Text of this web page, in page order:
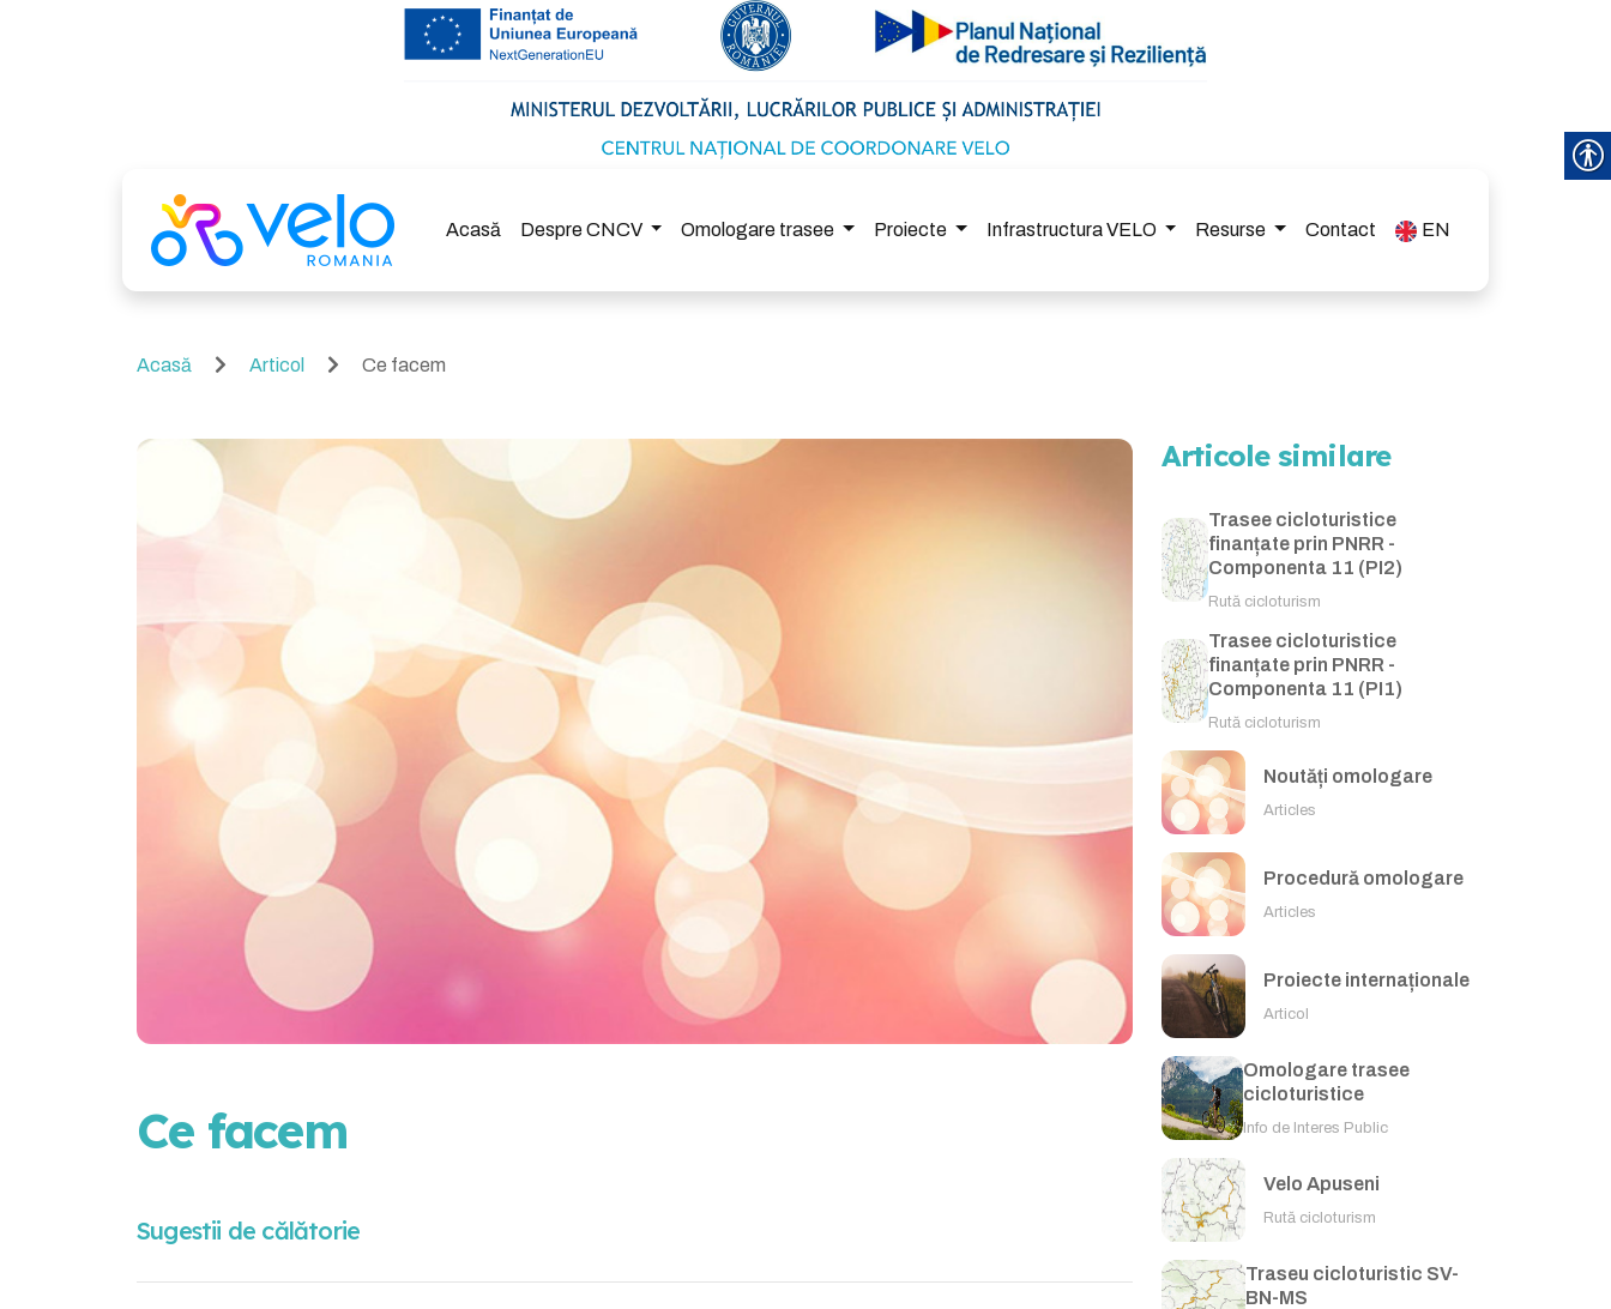
Acasă Despre CNCV Omologare trasee Proiecte Infrastructura VELO Resurse Contact EN
Acasă Articol Ce facem
Ce facem
Sugestii de călătorie
Articole similare
Trasee cicloturistice
finanțate prin PNRR -
Componenta 11 (PI2)
Rută cicloturism
Trasee cicloturistice
finanțate prin PNRR -
Componenta 11 (PI1)
Rută cicloturism
Noutăți omologare
Articles
Procedură omologare
Articles
Proiecte internaționale
Articol
Omologare trasee
cicloturistice
Info de Interes Public
Velo Apuseni
Rută cicloturism
Traseu cicloturistic SV-
BN-MS